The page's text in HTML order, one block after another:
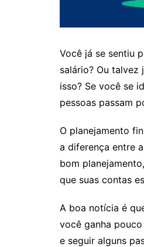
Você já se sentiu
salário? Ou talvez
isso? Se você se
pessoas passam
O planejamento
a diferença entre
bom
que suas contas
A boa notícia é
você ganha
e seguir alguns